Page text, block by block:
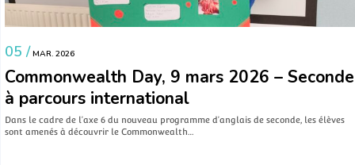
05 / MAR. 2026
Commonwealth Day, 9 mars 2026 – Seconde
à parcours international
Dans le cadre de l’axe 6 du nouveau programme d’anglais de seconde, les élèves
sont amenés à découvrir le Commonwealth…